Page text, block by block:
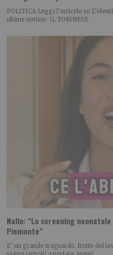
POLITICA Leggi l’articolo su
ultime notizie: IL TORINESE
Nallo: “Lo screening
Piemonte”
E’ un grande traguardo, frutto del